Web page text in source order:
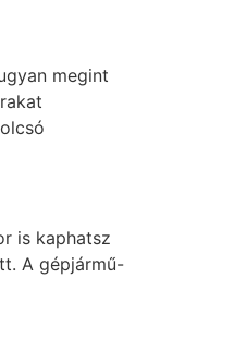
megint
is kaphatsz
A gépjármű-